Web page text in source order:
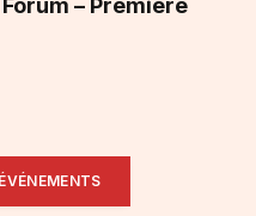
– Première